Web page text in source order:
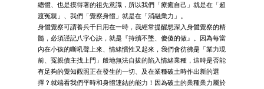
總體、也是摸得著的祖先意識，所以我們「療癒自己」就是在「超
渡冤親」、我們「覺察身體」就是在「消融業力」。
身體覺察可謂養兵千日用在一時，我經常提醒想深入身體覺察的精
髓，必須謹記八字心訣，就是『持續不墜、傻傻的做』。因為每當
內在小孩的嘶吼聲上來、情緒慣性又起來，我們會彷彿是「業力現
前、冤親債主找上門」般地無法自拔的陷入情緒業種，這時是否能
有足夠的覺知觀照正在發生的一切、及在業種破土時作出新的選
擇？就端看我們平時和身體連結的能力！因為破土的業種業力屬於